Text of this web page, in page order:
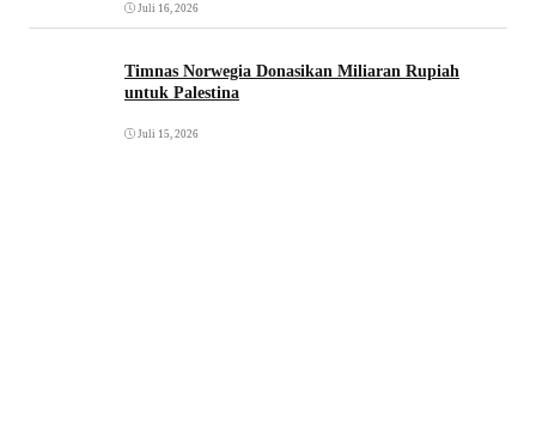
Juli 16, 2026
Timnas Norwegia Donasikan Miliaran Rupiah
untuk Palestina
Juli 15, 2026